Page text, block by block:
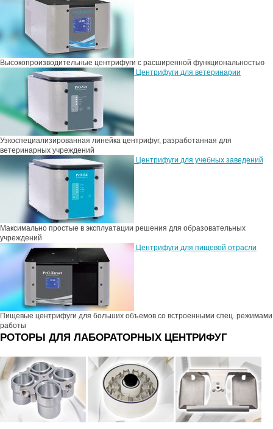
Высокопроизводительные центрифуги с расширенной функциональностью
Центрифуги для ветеринарии
Узкоспециализированная линейка центрифуг, разработанная для
ветеринарных учреждений
Центрифуги для учебных заведений
Максимально простые в эксплуатации решения для образовательных
учреждений
Центрифуги для пищевой отрасли
Пищевые центрифуги для больших объемов со встроенными спец. режимами
работы
РОТОРЫ ДЛЯ ЛАБОРАТОРНЫХ ЦЕНТРИФУГ